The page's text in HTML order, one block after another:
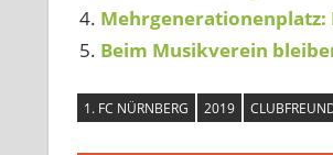
Beim Musikverein
1. FC NÜRNBERG 2019